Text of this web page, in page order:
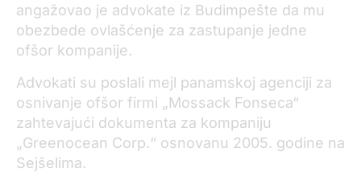
angažovao je advokate iz Budimpešte da mu
obezbede ovlašćenje za zastupanje jedne
ofšor kompanije.
Advokati su poslali mejl panamskoj agenciji za
osnivanje ofšor firmi „Mossack Fonseca“
zahtevajući dokumenta za kompaniju
„Greenocean Corp.“ osnovanu 2005. godine na
Sejšelima.